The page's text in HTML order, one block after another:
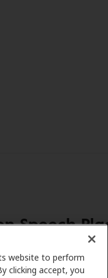
website to perform
clicking accept, you
Speech
y clínicas como
Nuestros